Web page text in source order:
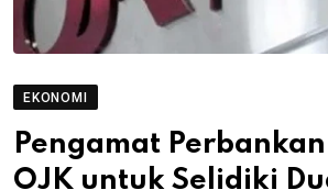
EKONOMI
Pengamat
OJK untuk Selidiki